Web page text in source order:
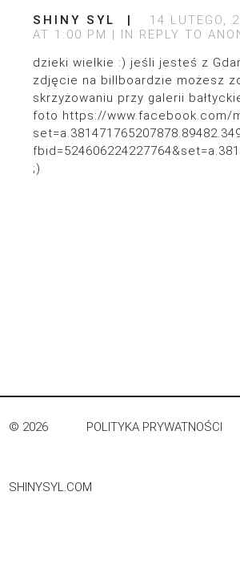
SHINY SYL
14 LUTEGO,
AT 1:00 PM
IN REPLY TO
dzieki wielkie :) jeśli jesteś z
zdjęcie na billboardzie możesz
skrzyżowaniu przy galerii
foto https://www.facebook.com/
;)
POLITYKA PRYWATNOŚCI
© 2026
SHINYSYL.COM